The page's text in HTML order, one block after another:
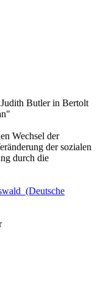
Butler in Bertolt
Wechsel der
der sozialen
durch die
(Deutsche